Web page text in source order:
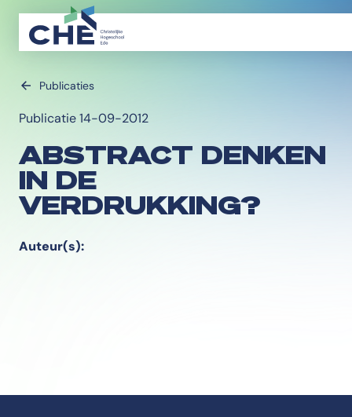
Publicaties
Publicatie 14-09-2012
ABSTRACT DENKEN
IN DE
VERDRUKKING?
Auteur(s):